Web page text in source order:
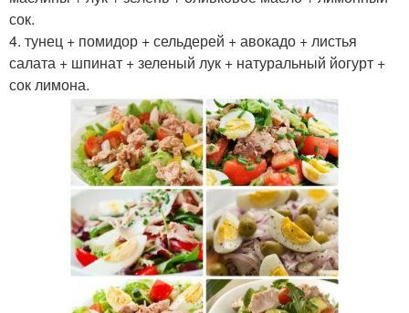
сок.
4. тунец + помидор + сельдерей + авокадо + листья
салата + шпинат + зеленый лук + натуральный йогурт +
сок лимона.